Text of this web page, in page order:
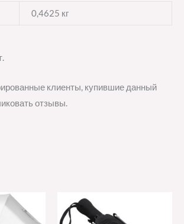
0,4625 кг
клиенты, купившие данный
отзывы.